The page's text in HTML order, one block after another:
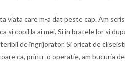
viata care m-a dat peste cap. Am
si copil la ai mei. Si in bratele lor si
de îngrijorator. Si oricat de
ca, printr-o operatie, am bucuria